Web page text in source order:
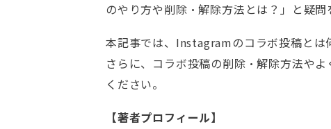
のやり方や削除・解除方法とは？」と疑
本記事では、Instagramのコラボ投稿とは
さらに、コラボ投稿の削除・解除方法や
ください。
【著者プロフィール】